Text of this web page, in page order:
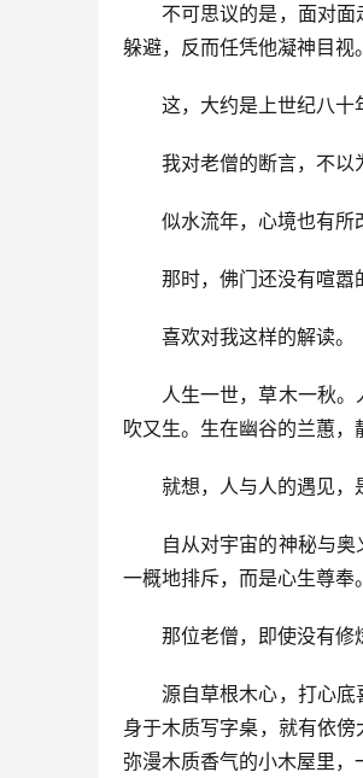
不可思议的是，面对
躲避，反而任凭他凝神目视
这，大约是上世纪八十
我对老僧的断言，不以
似水流年，心境也有所
那时，佛门还没有喧嚣
喜欢对我这样的解读。
人生一世，草木一秋
吹又生。生在幽谷的兰蕙，
就想，人与人的遇见，
自从对宇宙的神秘与
一概地排斥，而是心生尊奉。
那位老僧，即使没有修
源自草根木心，打心
身于木质写字桌，就有依
弥漫木质香气的小木屋里，